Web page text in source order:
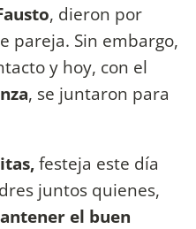
, dieron por
pareja. Sin embargo,
y hoy, con el
, se juntaron para
festeja este día
juntos quienes,
el buen